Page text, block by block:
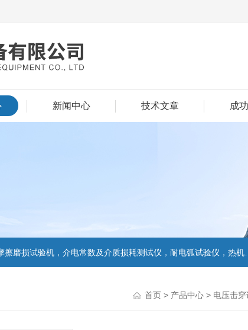
新闻中心 技术文章 成
验机，介电常数及介质损耗测试仪，耐电弧试验仪，热机械分析仪、密度计
首页 > 产品中心 > 电压击